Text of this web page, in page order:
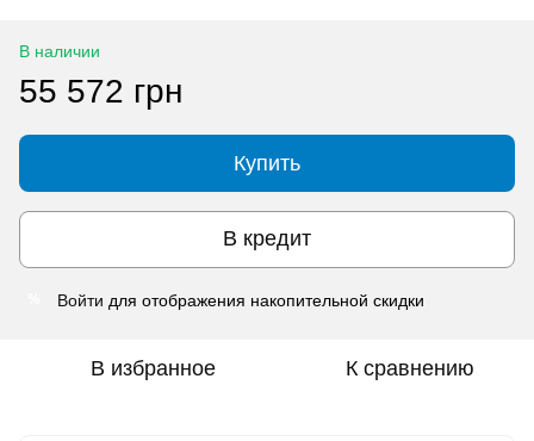
В наличии
55 572 грн
Купить
В кредит
Войти для отображения накопительной скидки
В избранное К сравнению